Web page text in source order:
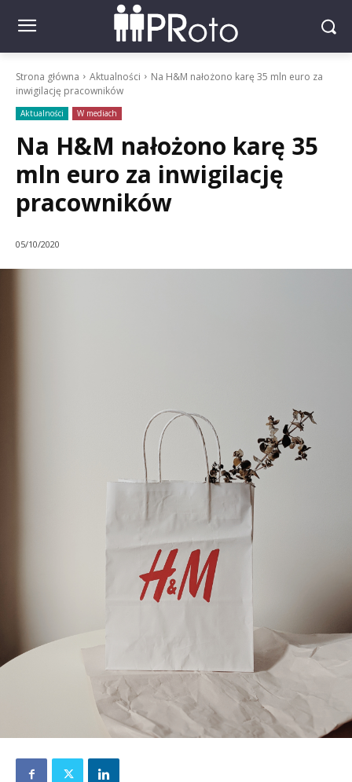
Strona główna Aktualności
Na H&M nałożono karę 35 mln euro za
inwigilację pracowników
Aktualności W mediach
Na H&M nałożono karę 35
mln euro za inwigilację
pracowników
05/10/2020